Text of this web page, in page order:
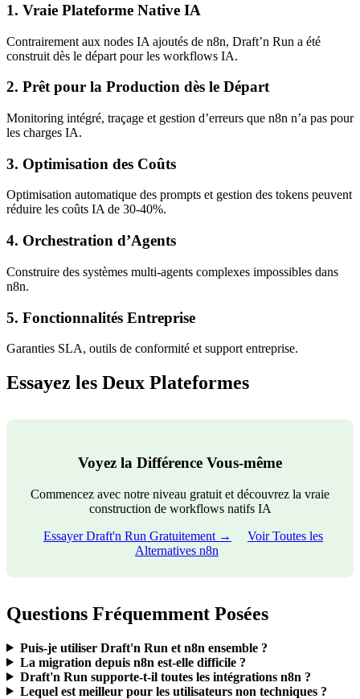
1. Vraie Plateforme Native IA
Contrairement aux nodes IA ajoutés de n8n, Draft’n Run a été
construit dès le départ pour les workflows IA.
2. Prêt pour la Production dès le Départ
Monitoring intégré, traçage et gestion d’erreurs que n8n n’a pas pour
les charges IA.
3. Optimisation des Coûts
Optimisation automatique des prompts et gestion des tokens peuvent
réduire les coûts IA de 30-40%.
4. Orchestration d’Agents
Construire des systèmes multi-agents complexes impossibles dans
n8n.
5. Fonctionnalités Entreprise
Garanties SLA, outils de conformité et support entreprise.
Essayez les Deux Plateformes
Voyez la Différence Vous-même
Commencez avec notre niveau gratuit et découvrez la vraie
construction de workflows natifs IA
Essayer Draft'n Run Gratuitement →
Voir Toutes les
Alternatives n8n
Questions Fréquemment Posées
Puis-je utiliser Draft'n Run et n8n ensemble ?
La migration depuis n8n est-elle difficile ?
Draft'n Run supporte-t-il toutes les intégrations n8n ?
Lequel est meilleur pour les utilisateurs non techniques ?